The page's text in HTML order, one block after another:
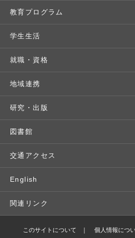
学長メッセージ
教育理念・方針・取り組み
キャンパス・施設設備
交通アクセス
基本情報・情報公開
広報・公聴
入学者選抜
オープンキャンパス
Webオープンキャンパス
個別相談（来学・オンライン）
特待生（入学者向け）
パンフレット・資料請求
入学予定者の皆さま
教育プログラム
学部・学科
地域実践
留学プログラム
語学プログラム
教職課程
教員紹介
学修支援の体制
学生生活
キャンパスライフ
年間スケジュール
クラブ・サークル
大学周辺マップ
学生寮
学生支援制度
奨学金・特待生（在学生向け）
就職・資格
就職・進路サポート
資格取得
公務員試験対策
就職実績
社会で活躍する卒業生
地域連携
地域との連携
生涯学習
科目等履修生
社会人・シニア入学
施設・設備の貸し出し
研究・出版
研究者・研究分野
人文社会科学研究所
情報メディア研究所
研究論文
出版物
図書館
交通アクセス
English
関連リンク
バドミントン部ブログ
このサイトについて 個人情報につ